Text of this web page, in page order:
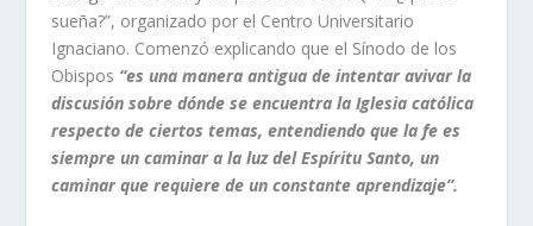
sueña?”, organizado por el Centro Universitario
Ignaciano. Comenzó explicando que el Sínodo de los
Obispos “es una manera antigua de intentar avivar la
discusión sobre dónde se encuentra la Iglesia católica
respecto de ciertos temas, entendiendo que la fe es
siempre un caminar a la luz del Espíritu Santo, un
caminar que requiere de un constante aprendizaje”.